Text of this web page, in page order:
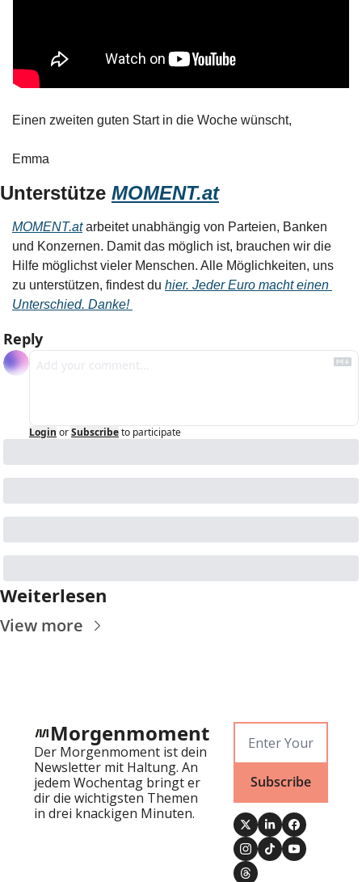
Einen zweiten guten Start in die Woche wünscht,
Emma
Unterstütze MOMENT.at
MOMENT.at arbeitet unabhängig von Parteien, Banken
und Konzernen. Damit das möglich ist, brauchen wir die
Hilfe möglichst vieler Menschen. Alle Möglichkeiten, uns
zu unterstützen, findest du hier. Jeder Euro macht einen
Unterschied. Danke!
Reply
Login orSubscribeto participate
Weiterlesen
View more
Morgenmoment
Der Morgenmoment ist dein
Newsletter mit Haltung. An
jedem Wochentag bringt er
dir die wichtigsten Themen
in drei knackigen Minuten.
Subscribe